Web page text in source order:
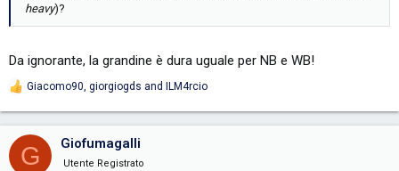
heavy)?
Da ignorante, la grandine è dura uguale per NB e WB!
R
t
i
Giacomo90, giorgiogds and ILM4rcio
G Giofumagalli
Utente Registrato